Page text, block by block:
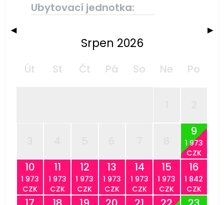
Ubytovací jednotka:
◀ ▶
Srpen 2026
Út St Čt Pá So Ne Po
9
1 973
CZK
10
1 973
CZK
11
1 973
CZK
12
1 973
CZK
13
1 973
CZK
14
1 973
CZK
15
1 973
CZK
16
1 842
CZK